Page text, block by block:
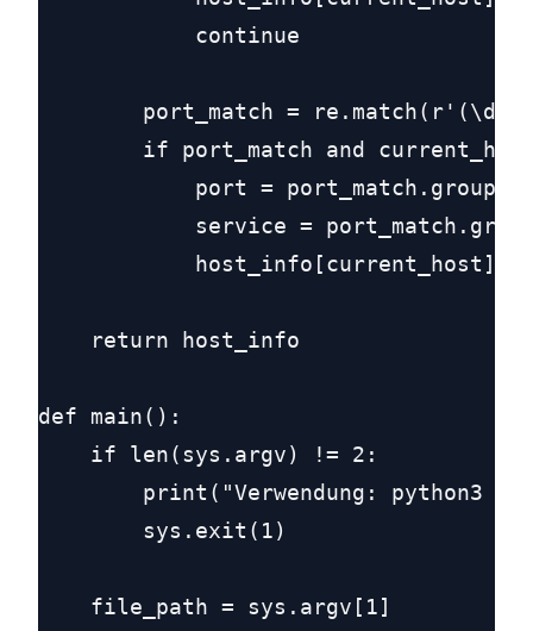
            continue
port_match =
if port_match and
port =
service =
    return host_info
def main():
    if len(sys.argv) != 2:
print("Verwendung: python3
        sys.exit(1)
    file_path = sys.argv[1]